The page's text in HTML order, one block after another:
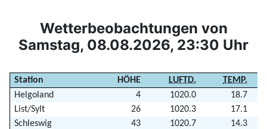
Wetterbeobachtungen von
Samstag, 08.08.2026, 23:30 Uhr
Station HÖHE LUFTD.
TEMP.
Helgoland
4 1020.0
18.7
List/Sylt
26 1020.3
17.1
Schleswig
43 1020.7
14.3